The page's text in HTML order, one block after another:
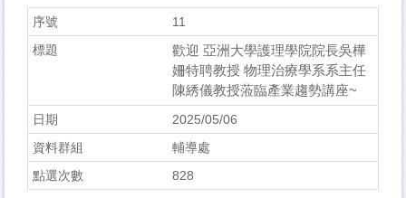
11
歡迎 亞洲大學護理學院院長吳樺
姍特聘教授 物理治療學系系主任
陳綉儀教授蒞臨產業趨勢講座~
2025/05/06
輔導處
828